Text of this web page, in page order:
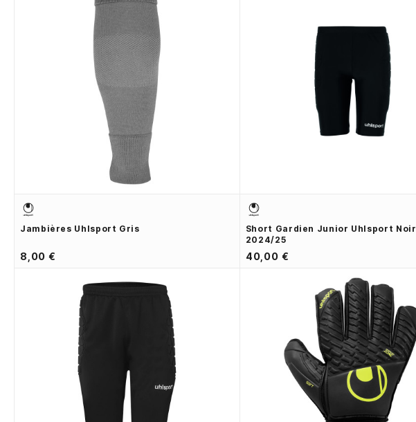
Jambières Uhlsport Gris
8,00 €
Short Gardien Junior Uhlsport Noir
2024/25
40,00 €